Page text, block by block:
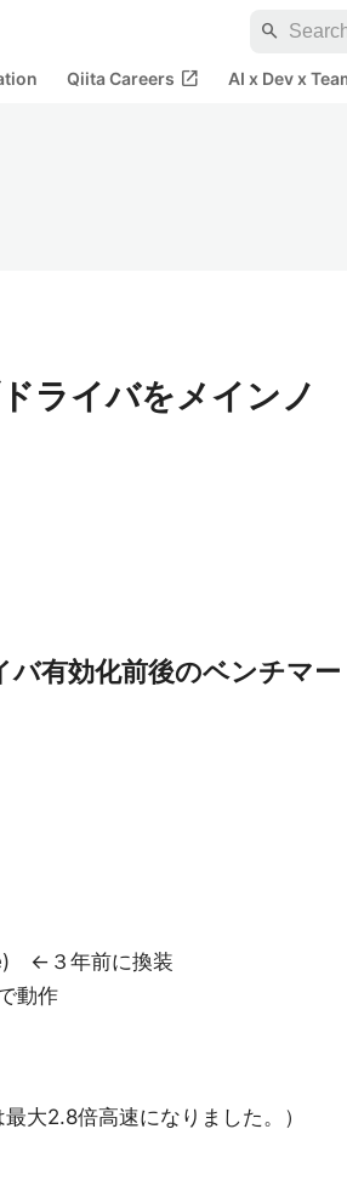
search
Qiita Careers open_in_new AI x Dev x
ライバをメインノ
有効化前後のベンチマー
←３年前に換装
動作
大2.8倍高速になりました。）